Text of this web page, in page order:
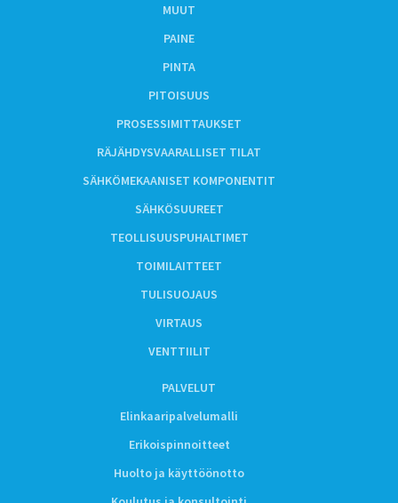
MUUT
PAINE
PINTA
PITOISUUS
PROSESSIMITTAUKSET
RÄJÄHDYSVAARALLISET TILAT
SÄHKÖMEKAANISET KOMPONENTIT
SÄHKÖSUUREET
TEOLLISUUSPUHALTIMET
TOIMILAITTEET
TULISUOJAUS
VIRTAUS
VENTTIILIT
PALVELUT
Elinkaaripalvelumalli
Erikoispinnoitteet
Huolto ja käyttöönotto